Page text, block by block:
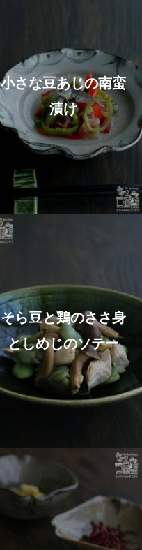
小さな豆あじの南蛮
漬け
そら豆と鶏のささ身
としめじのソテー